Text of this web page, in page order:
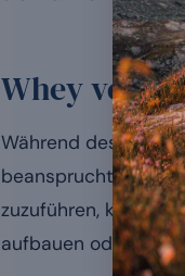
Whey vor
Während des
beanspruchte
zuzuführen, kann
aufbauen oder